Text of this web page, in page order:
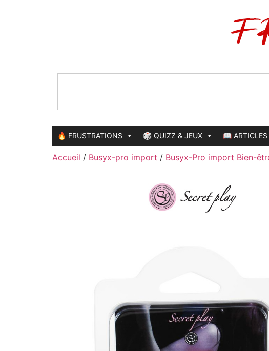
🔥 FRUSTRATIONS 🎲 QUIZZ & JEUX 📖
Accueil / Busyx-pro import / Busyx-Pro import Bien-